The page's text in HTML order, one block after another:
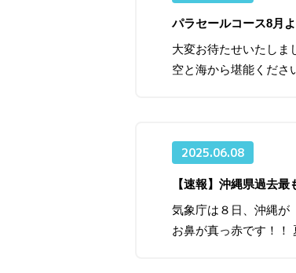
パラセールコース8月
大変お待たせいたしま
空と海から堪能くだ
2025.06.08
【速報】沖縄県過去
気象庁は８日、沖縄が
お鼻が真っ赤です！